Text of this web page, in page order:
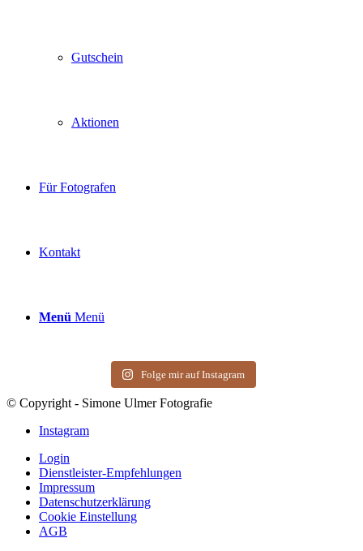
Gutschein
Aktionen
Für Fotografen
Kontakt
Menü Menü
Folge mir auf Instagram
© Copyright - Simone Ulmer Fotografie
Instagram
Login
Dienstleister-Empfehlungen
Impressum
Datenschutzerklärung
Cookie Einstellung
AGB